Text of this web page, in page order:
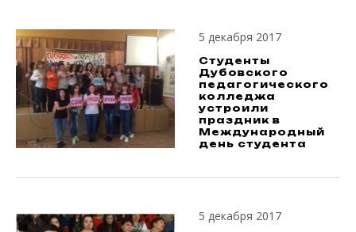
5 декабря 2017
Студенты
Дубовского
педагогического
колледжа
устроили
праздник в
Международный
день студента
5 декабря 2017